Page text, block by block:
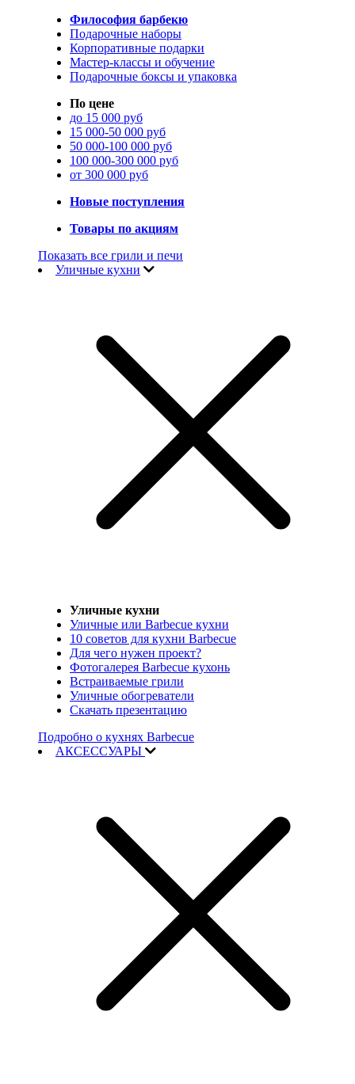
Философия барбекю
Подарочные наборы
Корпоративные подарки
Мастер-классы и обучение
Подарочные боксы и упаковка
По цене
до 15 000 руб
15 000-50 000 руб
50 000-100 000 руб
100 000-300 000 руб
от 300 000 руб
Новые поступления
Товары по акциям
Показать все грили и печи
Уличные кухни
Уличные кухни
Уличные или Barbecue кухни
10 советов для кухни Barbecue
Для чего нужен проект?
Фотогалерея Barbecue кухонь
Встраиваемые грили
Уличные обогреватели
Скачать презентацию
Подробно о кухнях Barbecue
АКСЕССУАРЫ